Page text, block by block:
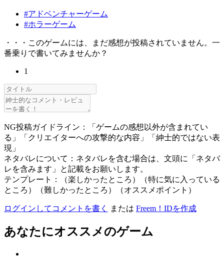
#アドベンチャーゲーム
#ホラーゲーム
・・・このゲームには、まだ感想が投稿されていません。一
番乗りで書いてみませんか？
1
NG投稿ガイドライン：「ゲームの感想以外が含まれてい
る」「クリエイターへの攻撃的な内容」「紳士的ではない表
現」
ネタバレについて：ネタバレを含む場合は、文頭に「ネタバ
レを含みます」と記載をお願いします。
テンプレート：（楽しかったところ）（特に気に入っている
ところ）（難しかったところ）（オススメポイント）
ログインしてコメントを書く または Freem！IDを作成
あなたにオススメのゲーム